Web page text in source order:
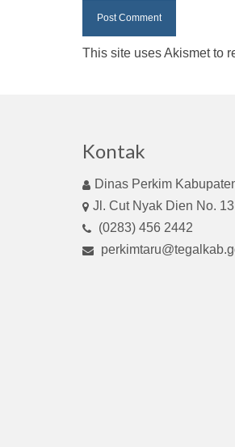
This site uses Akismet to
Kontak
Dinas Perkim
Jl. Cut Nyak Dien No.
(0283) 456 2442